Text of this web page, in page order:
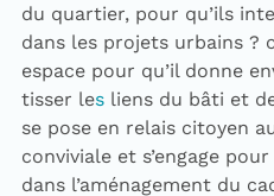
du quartier, pour qu’ils
dans les projets urbains ?
espace pour qu’il donne
tisser lesliens du bâti et de
se pose en relais citoyen
conviviale et s’engage
dans l’aménagement du